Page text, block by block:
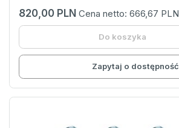
820,00 PLN Cena netto: 666,67 PLN
Do koszyka
Zapytaj o dostępność